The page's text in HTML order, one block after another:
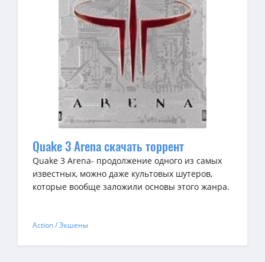
Quake 3 Arena скачать торрент
Quake 3 Arena- продолжение одного из самых
известных, можно даже культовых шутеров,
которые вообще заложили основы этого жанра.
Action / Экшены